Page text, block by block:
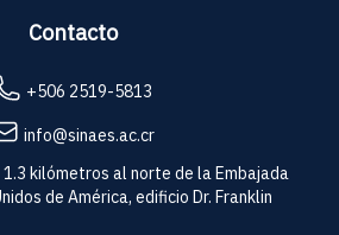
Contacto
+506 2519-5813
info@sinaes.ac.cr
1.3 kilómetros al norte de la Embajada
de América, edificio Dr. Franklin